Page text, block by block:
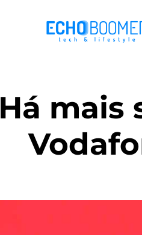
Há mais